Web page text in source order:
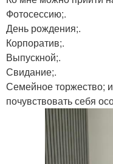
Фотосессию;.
День рождения;.
Корпоратив;.
Выпускной;.
Свидание;.
Семейное торжество;
почувствовать себя